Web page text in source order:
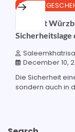
Blaulicht
Sicherheitslage
December 10,
Die Sicherheit
sondern auch in